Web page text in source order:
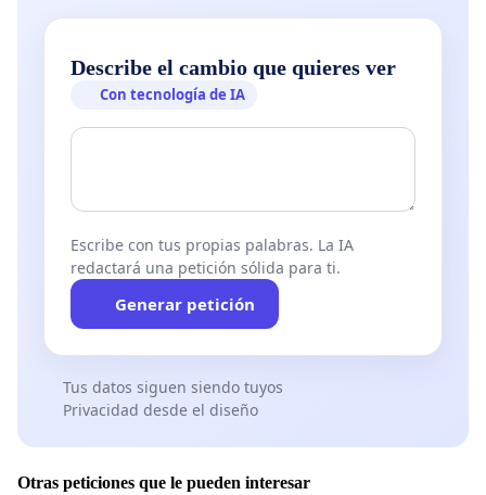
Describe el cambio que quieres ver
Con tecnología de IA
Escribe con tus propias palabras. La IA
redactará una petición sólida para ti.
Generar petición
Tus datos siguen siendo tuyos
Privacidad desde el diseño
Otras peticiones que le pueden interesar